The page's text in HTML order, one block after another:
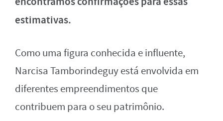
estimativas.
Como uma figura conhecida e influente,
Narcisa Tamborindeguy está envolvida em
diferentes empreendimentos que
contribuem para o seu patrimônio.